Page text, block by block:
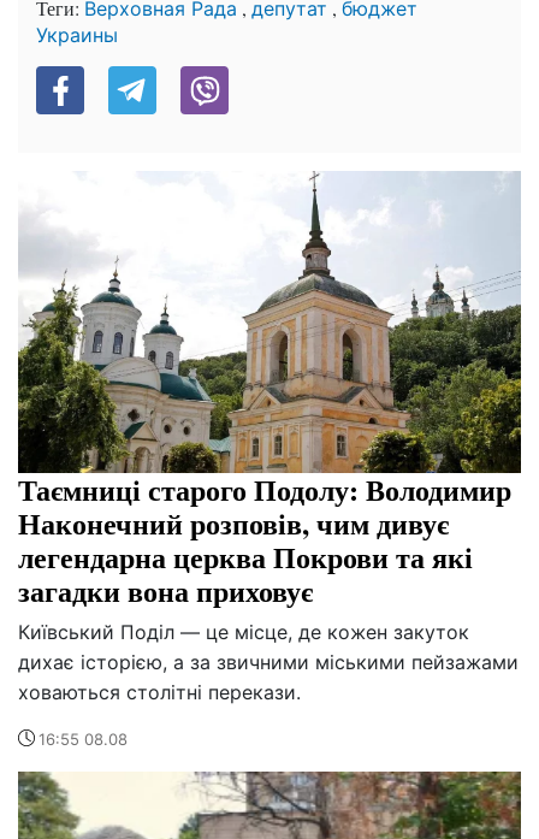
Теги: Верховная Рада , депутат , бюджет
Украины
Таємниці старого Подолу: Володимир
Наконечний розповів, чим дивує
легендарна церква Покрови та які
загадки вона приховує
Київський Поділ — це місце, де кожен закуток
дихає історією, а за звичними міськими пейзажами
ховаються столітні перекази.
16:55 08.08